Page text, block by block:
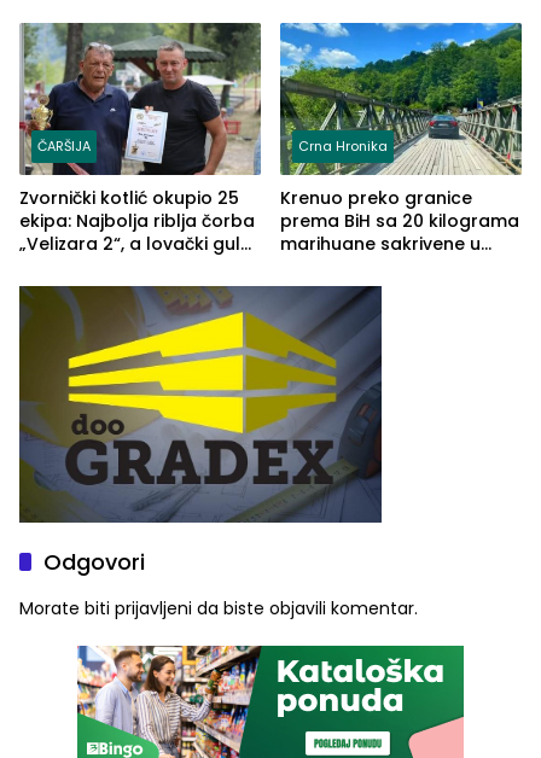
(FOTO)
Grčkoj
ČARŠIJA
Zvornički kotlić okupio 25
ekipa: Najbolja riblja čorba
„Velizara 2“, a lovački gulaš
Crna Hronika
Krenuo preko granice
prema BiH sa 20 kilograma
marihuane sakrivene u
Odgovori
Morate biti prijavljeni da biste objavili komentar.